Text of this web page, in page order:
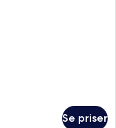
Se priser